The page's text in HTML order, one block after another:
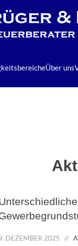
Über uns
DEZEMBER 2025 //